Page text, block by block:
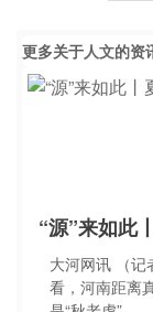
更多关于人文的资
“源”来如此
大河网讯 （记
看，河南距离